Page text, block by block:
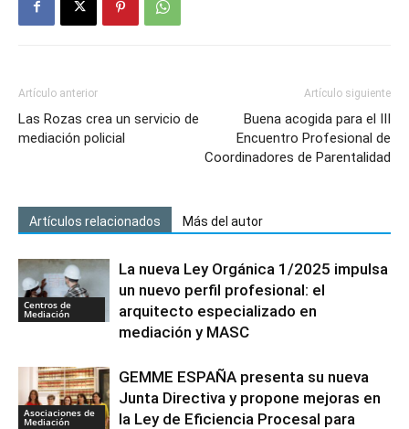
Artículo anterior
Las Rozas crea un servicio de
mediación policial
Artículo siguiente
Buena acogida para el III
Encuentro Profesional de
Coordinadores de Parentalidad
Artículos relacionados Más del autor
Centros de
Mediación
La nueva Ley Orgánica 1/2025 impulsa
un nuevo perfil profesional: el
arquitecto especializado en
mediación y MASC
Asociaciones de
Mediación
GEMME ESPAÑA presenta su nueva
Junta Directiva y propone mejoras en
la Ley de Eficiencia Procesal para